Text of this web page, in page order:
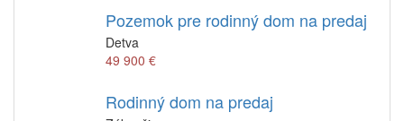
Pozemok pre rodinný dom na predaj
Detva
49 900 €
Rodinný dom na predaj